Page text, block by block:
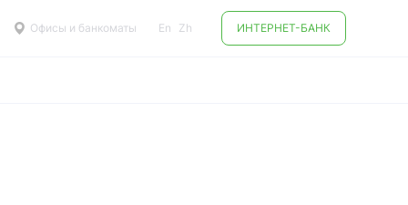
Офисы и банкоматы En Zh ИНТЕРНЕТ-БАНК